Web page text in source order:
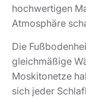
hochwertigen
Atmosphäre
Die
gleichmäßige
Moskitonetze
sich jeder